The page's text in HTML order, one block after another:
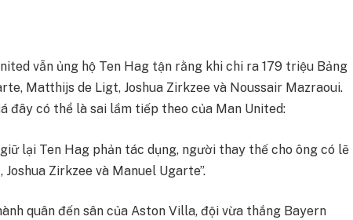
vẫn ủng hộ Ten Hag tận rằng khi chi ra 179 triệu Bảng
Matthijs de Ligt, Joshua Zirkzee và Noussair Mazraoui.
đây có thể là sai lầm tiếp theo của Man United:
lại Ten Hag phản tác dụng, người thay thế cho ông có lẽ
Zirkzee và Manuel Ugarte”.
quân đến sân của Aston Villa, đội vừa thắng Bayern